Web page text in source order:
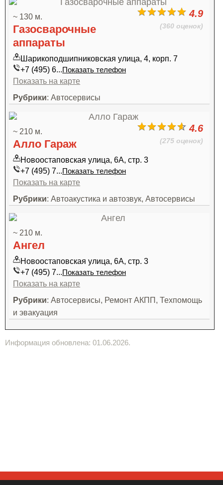
4.9
(360 оценок)
~ 130 м.
Газосварочные
аппараты
Шарикоподшипниковская улица, 4, корп. 7
+7 (495) 6...Показать телефон
Показать на карте
Рубрики: Автосервисы
4.6
(275 оценок)
~ 210 м.
Алло Гараж
Новоостаповская улица, 6А, стр. 3
+7 (495) 7...Показать телефон
Показать на карте
Рубрики: Автоакустика и автозвук, Автосервисы
~ 210 м.
Ангел
Новоостаповская улица, 6А, стр. 3
+7 (495) 7...Показать телефон
Показать на карте
Рубрики: Автосервисы, Ремонт АКПП, Техпомощь
и эвакуация
Информация обновлена: 01.06.2026.